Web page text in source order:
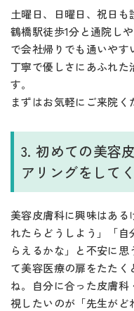
土曜日、日曜日、祝日も
鶴橋駅徒歩1分と通院し
で会社帰りでも通いやす
丁寧で優しさにあふれた
す。
まずはお気軽にご来院く
3. 初めての美容
アリングをして
美容皮膚科に興味はある
れたらどうしよう」「
らえるかな」と不安に
て美容医療の扉をたた
ね。自分に合った皮膚
視したいのが「先生が